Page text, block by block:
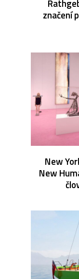
značení
New
New